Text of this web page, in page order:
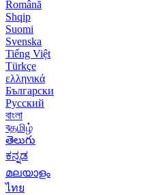
Română
Shqip
Suomi
Svenska
Tiếng Việt
Türkçe
ελληνικά
Български
Русский
বাংলা
বதமிழ்
తెలుగు
ಕನ್ನಡ
മലയാളം
ไทย